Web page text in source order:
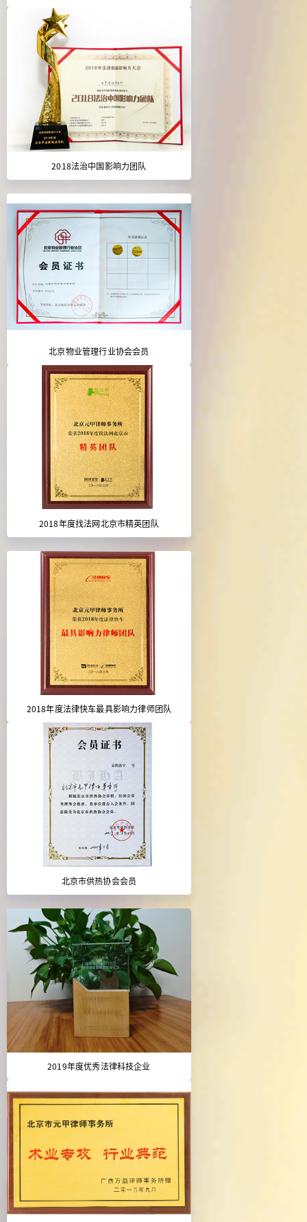
2018法治中国影响力团队
北京物业管理行业协会会员
2018年度找法网北京市精英团队
2018年度法律快车最具影响力律师团队
北京市供热协会会员
2019年度优秀法律科技企业